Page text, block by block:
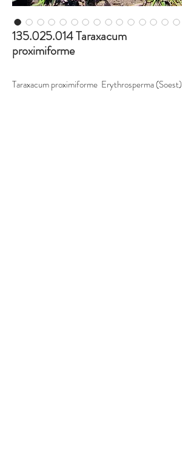
135.025.014 Taraxacum
proximiforme
Taraxacum proximiforme Erythrosperma (Soest)